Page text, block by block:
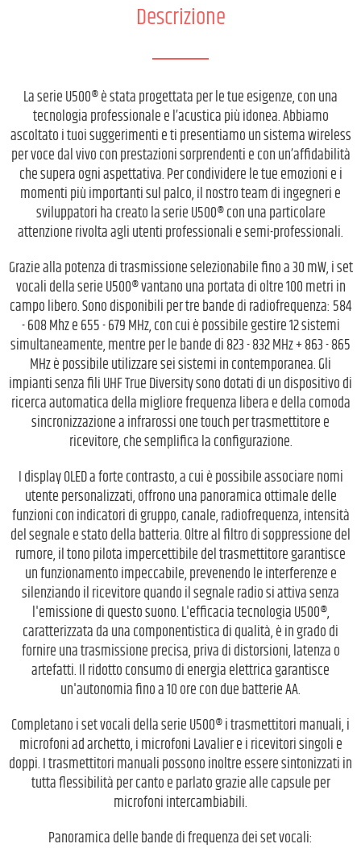
Descrizione
La serie U500® è stata progettata per le tue esigenze, con una
tecnologia professionale e l’acustica più idonea. Abbiamo
ascoltato i tuoi suggerimenti e ti presentiamo un sistema wireless
per voce dal vivo con prestazioni sorprendenti e con un’affidabilità
che supera ogni aspettativa. Per condividere le tue emozioni e i
momenti più importanti sul palco, il nostro team di ingegneri e
sviluppatori ha creato la serie U500® con una particolare
attenzione rivolta agli utenti professionali e semi-professionali.
Grazie alla potenza di trasmissione selezionabile fino a 30 mW, i set
vocali della serie U500® vantano una portata di oltre 100 metri in
campo libero. Sono disponibili per tre bande di radiofrequenza: 584
- 608 Mhz e 655 - 679 MHz, con cui è possibile gestire 12 sistemi
simultaneamente, mentre per le bande di 823 - 832 MHz + 863 - 865
MHz è possibile utilizzare sei sistemi in contemporanea. Gli
impianti senza fili UHF True Diversity sono dotati di un dispositivo di
ricerca automatica della migliore frequenza libera e della comoda
sincronizzazione a infrarossi one touch per trasmettitore e
ricevitore, che semplifica la configurazione.
I display OLED a forte contrasto, a cui è possibile associare nomi
utente personalizzati, offrono una panoramica ottimale delle
funzioni con indicatori di gruppo, canale, radiofrequenza, intensità
del segnale e stato della batteria. Oltre al filtro di soppressione del
rumore, il tono pilota impercettibile del trasmettitore garantisce
un funzionamento impeccabile, prevenendo le interferenze e
silenziando il ricevitore quando il segnale radio si attiva senza
l'emissione di questo suono. L'efficacia tecnologia U500®,
caratterizzata da una componentistica di qualità, è in grado di
fornire una trasmissione precisa, priva di distorsioni, latenza o
artefatti. Il ridotto consumo di energia elettrica garantisce
un'autonomia fino a 10 ore con due batterie AA.
Completano i set vocali della serie U500® i trasmettitori manuali, i
microfoni ad archetto, i microfoni Lavalier e i ricevitori singoli e
doppi. I trasmettitori manuali possono inoltre essere sintonizzati in
tutta flessibilità per canto e parlato grazie alle capsule per
microfoni intercambiabili.
Panoramica delle bande di frequenza dei set vocali: